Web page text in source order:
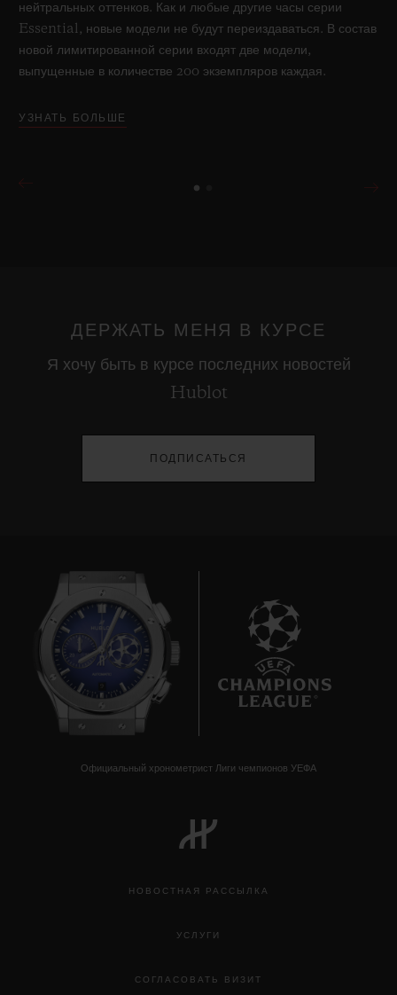
нейтральных оттенков. Как и любые другие часы серии
Essential, новые модели не будут переиздаваться. В состав
новой лимитированной серии входят две модели,
выпущенные в количестве 200 экземпляров каждая.
УЗНАТЬ БОЛЬШЕ
ДЕРЖАТЬ МЕНЯ В КУРСЕ
Я хочу быть в курсе последних новостей
Hublot
ПОДПИСАТЬСЯ
Официальный хронометрист Лиги чемпионов УЕФА
НОВОСТНАЯ РАССЫЛКА
УСЛУГИ
СОГЛАСОВАТЬ ВИЗИТ